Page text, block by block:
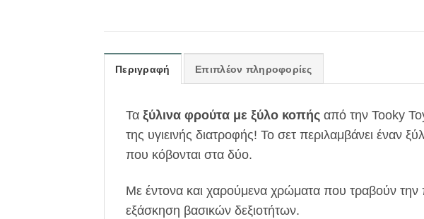
Περιγραφή Επιπλέον πληροφορίες
Τα ξύλινα φρούτα με ξύλο κοπής από την Tooky
της υγιεινής διατροφής! Το σετ περιλαμβάνει έναν
που κόβονται στα δύο.
Με έντονα και χαρούμενα χρώματα που τραβούν την
εξάσκηση βασικών δεξιοτήτων.